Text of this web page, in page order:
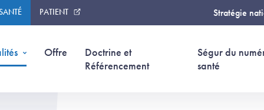
PATIENT Stratégie
Offre
Doctrine et
Référencement
Ségur du
santé